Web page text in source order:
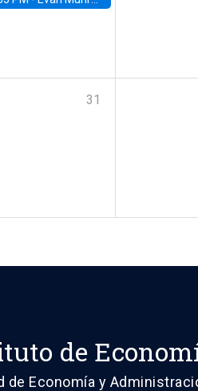
31
de
de Economía y